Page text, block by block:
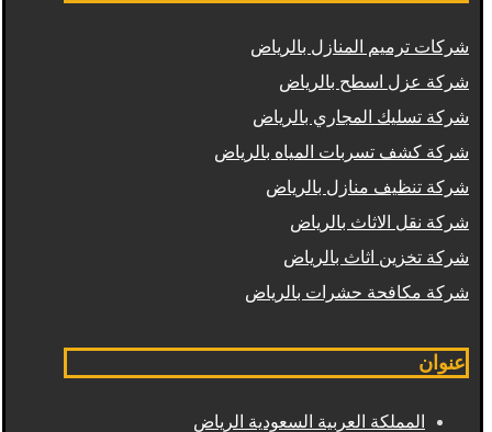
شركات ترميم المنازل بالرياض
شركة عزل اسطح بالرياض
شركة تسليك المجاري بالرياض
شركة كشف تسربات المياه بالرياض
شركة تنظيف منازل بالرياض
شركة نقل الاثاث بالرياض
شركة تخزين اثاث بالرياض
شركة مكافحة حشرات بالرياض
عنوان
المملكة العربية السعودية الرياض